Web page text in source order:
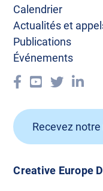
Creative Europe
Calendrier
Actualités et
Publications
Événements
Recevez